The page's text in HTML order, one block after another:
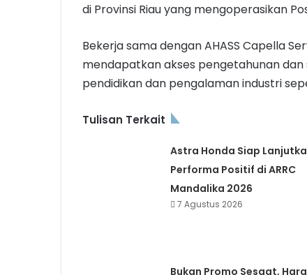
di Provinsi Riau yang mengoperasikan Pos
Bekerja sama dengan AHASS Capella
mendapatkan akses pengetahunan
pendidikan dan pengalaman industri
Tulisan Terkait
Astra Honda Siap
Performa Positif di ARRC
Mandalika 2026
7 Agustus 2026
Bukan Promo Sesaat,